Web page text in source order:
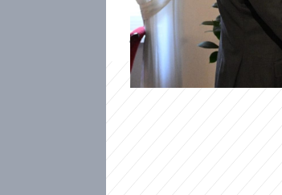
pokrčil rameny a
jednání se politici